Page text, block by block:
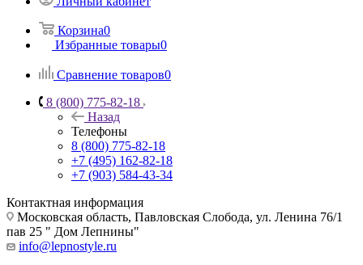
Корзина0
Избранные товары0
Сравнение товаров0
8 (800) 775-82-18
Назад
Телефоны
8 (800) 775-82-18
+7 (495) 162-82-18
+7 (903) 584-43-34
Контактная информация
Московская область, Павловская Слобода, ул. Ленина 76/1
пав 25 " Дом Лепнины"
info@lepnostyle.ru